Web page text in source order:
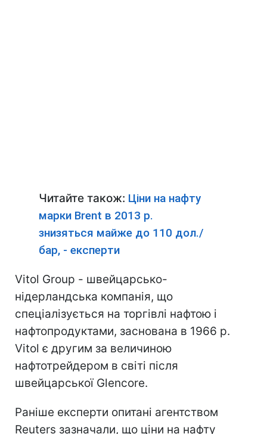
Читайте також: Ціни на нафту
марки Brent в 2013 р.
знизяться майже до 110 дол./
бар, - експерти
Vitol Group - швейцарсько-
нідерландська компанія, що
спеціалізується на торгівлі нафтою і
нафтопродуктами, заснована в 1966 р.
Vitol є другим за величиною
нафтотрейдером в світі після
швейцарської Glencore.
Раніше експерти опитані агентством
Reuters зазначали, що ціни на нафту